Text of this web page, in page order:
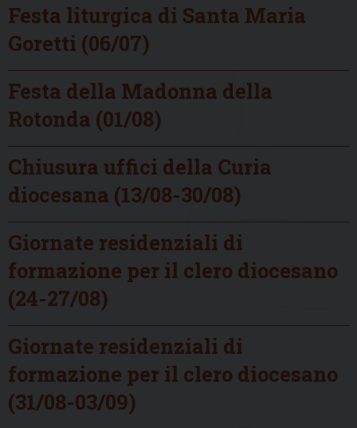
Festa liturgica di Santa Maria
Goretti (06/07)
Festa della Madonna della
Rotonda (01/08)
Chiusura uffici della Curia
diocesana (13/08-30/08)
Giornate residenziali di
formazione per il clero diocesano
(24-27/08)
Giornate residenziali di
formazione per il clero diocesano
(31/08-03/09)